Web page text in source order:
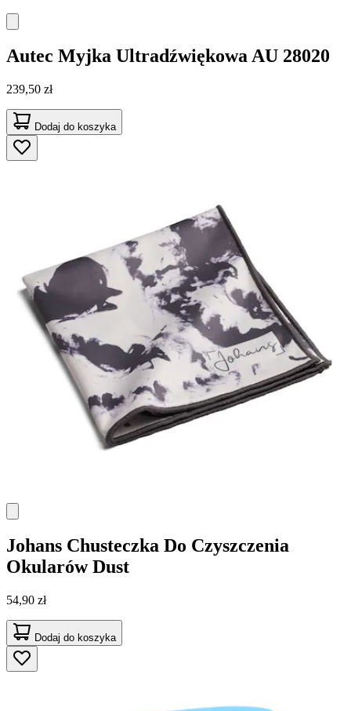
Autec Myjka Ultradźwiękowa AU 28020
239,50 zł
Dodaj do koszyka
Johans Chusteczka Do Czyszczenia
Okularów Dust
54,90 zł
Dodaj do koszyka